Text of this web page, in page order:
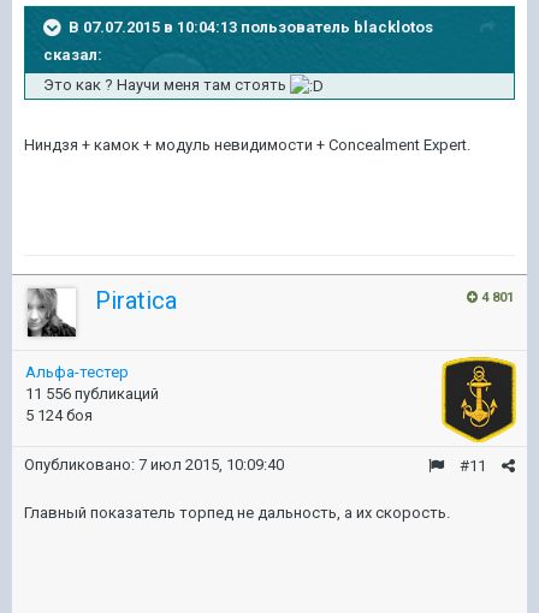
В 07.07.2015 в 10:04:13 пользователь blacklotos
сказал:
Это как ? Научи меня там стоять
Ниндзя + камок + модуль невидимости + Concealment Expert.
4 801
Piratica
Альфа-тестер
11 556 публикаций
5 124 боя
#11
Опубликовано: 7 июл 2015, 10:09:40
Главный показатель торпед не дальность, а их скорость.